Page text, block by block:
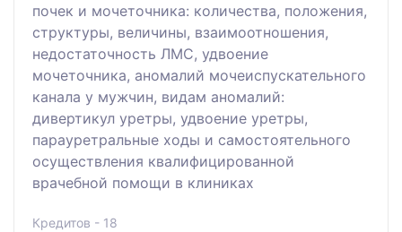
почек и мочеточника: количества, положения,
структуры, величины, взаимоотношения,
недостаточность ЛМС, удвоение
мочеточника, аномалий мочеиспускательного
канала у мужчин, видам аномалий:
дивертикул уретры, удвоение уретры,
парауретральные ходы и самостоятельного
осуществления квалифицированной
врачебной помощи в клиниках
Кредитов - 18